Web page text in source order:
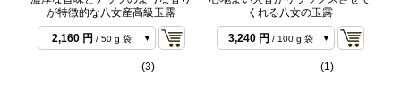
が特徴的な八女産高級玉露
2,160 円 / 50 g 袋
(3)
くれる八女の玉露
1,620 円/ 50 g 袋
3,240 円 / 100 g 袋
(1)